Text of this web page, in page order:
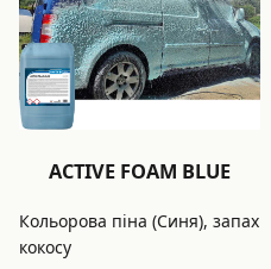
ACTIVE FOAM BLUE
Кольорова піна (Синя), запах
кокосу